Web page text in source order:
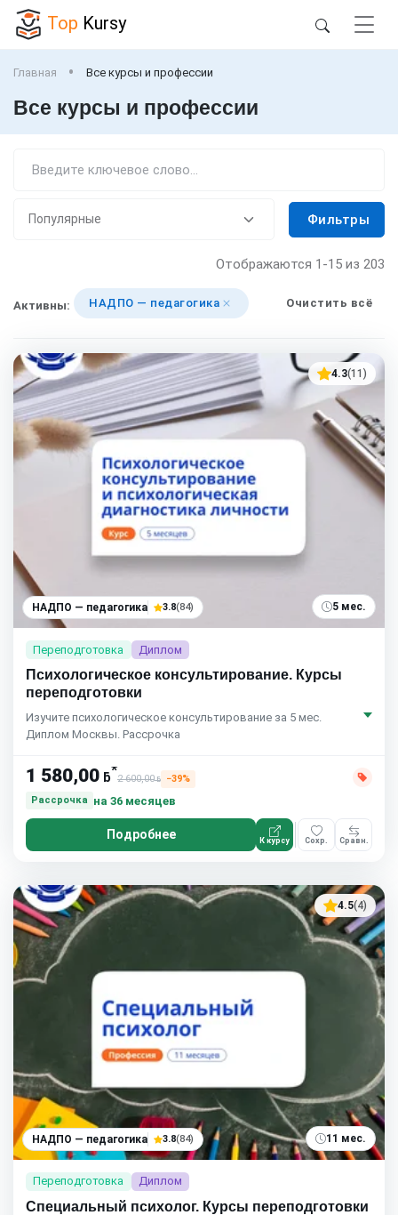
Top Kursy
Главная Все курсы и профессии
Все курсы и профессии
Фильтры
Отображаются 1-15 из 203
Активны: НАДПО — педагогика Очистить всё
4.3(11)
НАДПО — педагогика 3.8(84) 5 мес.
Переподготовка Диплом
Психологическое консультирование. Курсы
переподготовки
Изучите психологическое консультирование за 5 мес.
Диплом Москвы. Рассрочка
1 580,00 ƃ*
2 600,00ƃ
−39%
Рассрочка
на 36 месяцев
Подробнее К курсу Сохр. Сравн.
4.5(4)
НАДПО — педагогика 3.8(84) 11 мес.
Переподготовка Диплом
Специальный психолог. Курсы переподготовки